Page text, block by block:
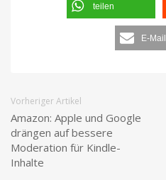
teilen
E-Mail
Vorheriger Artikel
Amazon: Apple und Google
drängen auf bessere
Moderation für Kindle-
Inhalte